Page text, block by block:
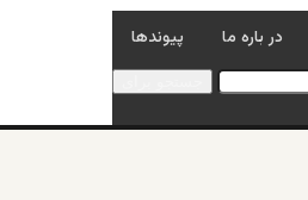
در باره ما پیوندها